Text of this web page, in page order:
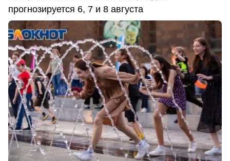
прогнозируется 6, 7 и 8 августа